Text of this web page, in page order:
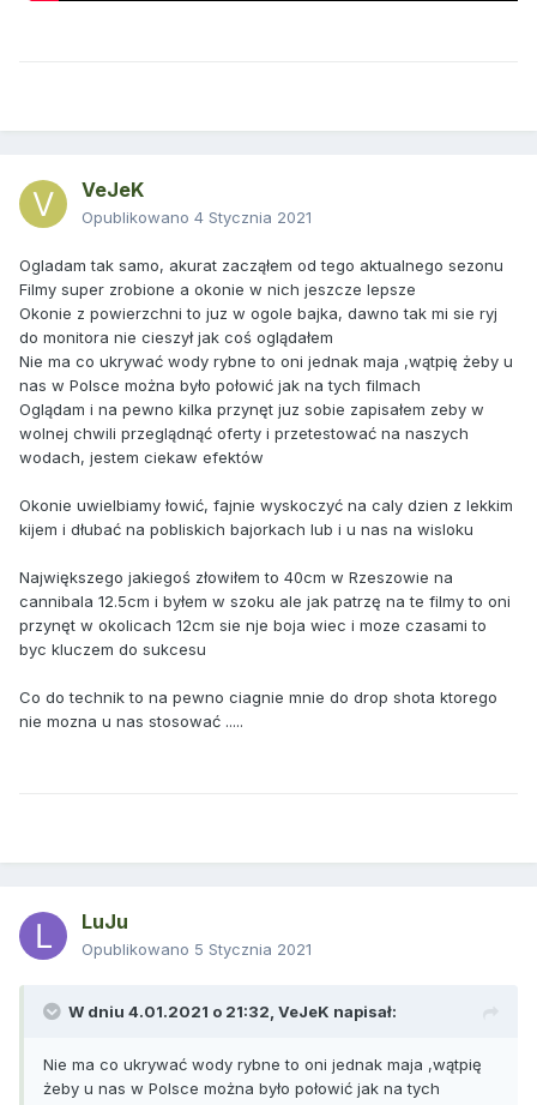
VeJeK
Opublikowano 4 Stycznia 2021
Ogladam tak samo, akurat zacząłem od tego aktualnego sezonu
Filmy super zrobione a okonie w nich jeszcze lepsze
Okonie z powierzchni to juz w ogole bajka, dawno tak mi sie ryj
do monitora nie cieszył jak coś oglądałem
Nie ma co ukrywać wody rybne to oni jednak maja ,wątpię żeby u
nas w Polsce można było połowić jak na tych filmach
Oglądam i na pewno kilka przynęt juz sobie zapisałem zeby w
wolnej chwili przeglądnąć oferty i przetestować na naszych
wodach, jestem ciekaw efektów
Okonie uwielbiamy łowić, fajnie wyskoczyć na caly dzien z lekkim
kijem i dłubać na pobliskich bajorkach lub i u nas na wisloku
Największego jakiegoś złowiłem to 40cm w Rzeszowie na
cannibala 12.5cm i byłem w szoku ale jak patrzę na te filmy to oni
przynęt w okolicach 12cm sie nje boja wiec i moze czasami to
byc kluczem do sukcesu
Co do technik to na pewno ciagnie mnie do drop shota ktorego
nie mozna u nas stosować .....
LuJu
Opublikowano 5 Stycznia 2021
W dniu 4.01.2021 o 21:32, VeJeK napisał:
Nie ma co ukrywać wody rybne to oni jednak maja ,wątpię
żeby u nas w Polsce można było połowić jak na tych